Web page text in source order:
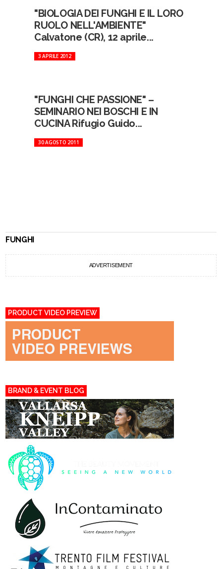
"BIOLOGIA DEI FUNGHI E IL LORO
RUOLO NELL'AMBIENTE"
Calvatone (CR), 12 aprile...
3 APRILE 2012
"FUNGHI CHE PASSIONE" –
SEMINARIO NEI BOSCHI E IN
CUCINA Rifugio Guido...
30 AGOSTO 2011
FUNGHI
ADVERTISEMENT
PRODUCT VIDEO PREVIEW
BRAND & EVENT BLOG